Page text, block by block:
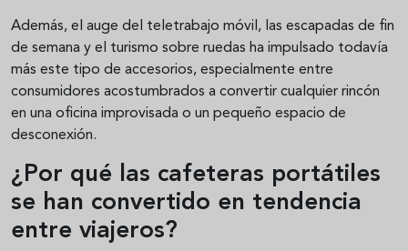
Además, el auge del teletrabajo móvil, las escapadas de fin
de semana y el turismo sobre ruedas ha impulsado todavía
más este tipo de accesorios, especialmente entre
consumidores acostumbrados a convertir cualquier rincón
en una oficina improvisada o un pequeño espacio de
desconexión.
¿Por qué las cafeteras portátiles
se han convertido en tendencia
entre viajeros?